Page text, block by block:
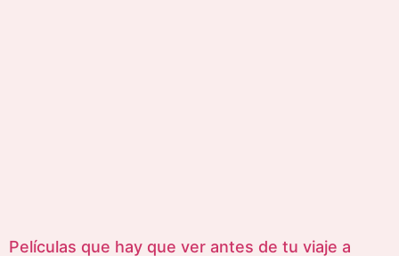
Películas que hay que ver antes de tu viaje a